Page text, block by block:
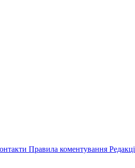
Правила коментування